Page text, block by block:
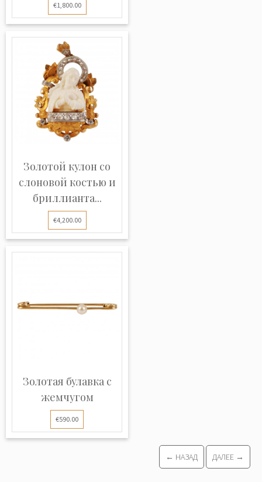
€1,800.00
Золотой кулон со
слоновой костью и
бриллианта...
€4,200.00
Золотая булавка с
жемчугом
€590.00
← НАЗАД ДАЛЕЕ →